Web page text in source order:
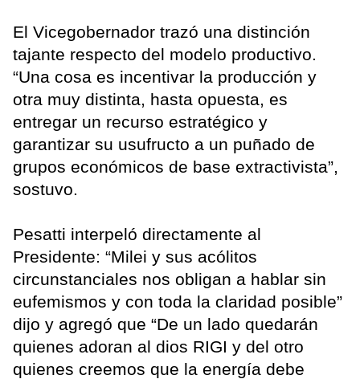
El Vicegobernador trazó una distinción
tajante respecto del modelo productivo.
“Una cosa es incentivar la producción y
otra muy distinta, hasta opuesta, es
entregar un recurso estratégico y
garantizar su usufructo a un puñado de
grupos económicos de base extractivista”,
sostuvo.
Pesatti interpeló directamente al
Presidente: “Milei y sus acólitos
circunstanciales nos obligan a hablar sin
eufemismos y con toda la claridad posible”
dijo y agregó que “De un lado quedarán
quienes adoran al dios RIGI y del otro
quienes creemos que la energía debe